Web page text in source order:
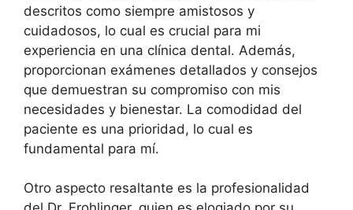
descritos como siempre amistosos y
cuidadosos, lo cual es crucial para mi
experiencia en una clínica dental. Además,
proporcionan exámenes detallados y consejos
que demuestran su compromiso con mis
necesidades y bienestar. La comodidad del
paciente es una prioridad, lo cual es
fundamental para mí.
Otro aspecto resaltante es la profesionalidad